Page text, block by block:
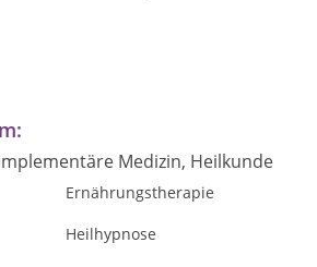
Medizin, Heilkunde
Ernährungstherapie
Heilhypnose